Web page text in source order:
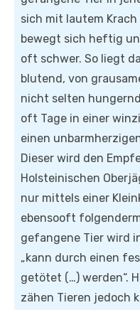
sich mit lautem
bewegt sich heftig
oft schwer. So liegt
blutend, von
nicht selten
oft Tage in einer
einen
Dieser wird den
Holsteinischen
nur mittels einer
ebensooft
gefangene Tier wird
„kann durch einen
getötet (…) werden“.
zähen Tieren jedoch